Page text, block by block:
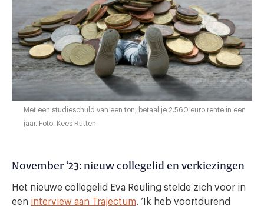
Met een studieschuld van een ton, betaal je 2.560 euro rente in een
jaar. Foto: Kees Rutten
November ‘23: nieuw collegelid en verkiezingen
Het nieuwe collegelid Eva Reuling stelde zich voor in
een interview aan Trajectum. ‘Ik heb voortdurend